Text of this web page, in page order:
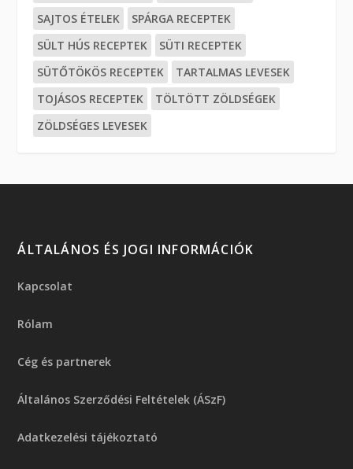
SAJTOS ÉTELEK
SPÁRGA RECEPTEK
SÜLT HÚS RECEPTEK
SÜTI RECEPTEK
SÜTŐTÖKÖS RECEPTEK
TARTALMAS LEVESEK
TOJÁSOS RECEPTEK
TÖLTÖTT ZÖLDSÉGEK
ZÖLDSÉGES LEVESEK
ÁLTALÁNOS ÉS JOGI INFORMÁCIÓK
Kapcsolat
Rólam
Cég és partnerek
Általános Szerződési Feltételek (ÁSzF)
Adatkezelési tájékoztató